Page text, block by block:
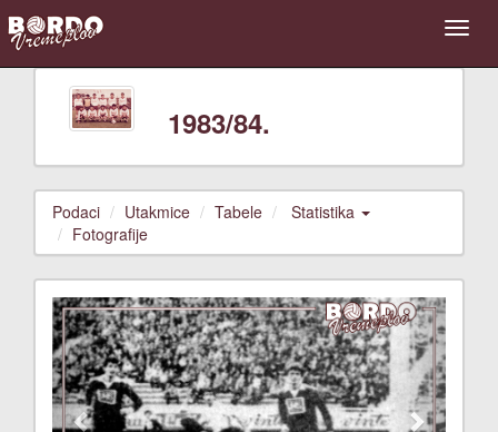
1983/84.
Podaci Utakmice Tabele
Statistika
Fotografije
Previous Next